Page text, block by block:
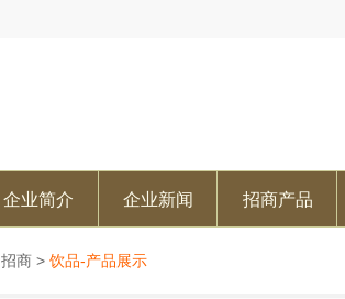
企业简介 企业新闻 招商产品
招商 > 饮品-产品展示